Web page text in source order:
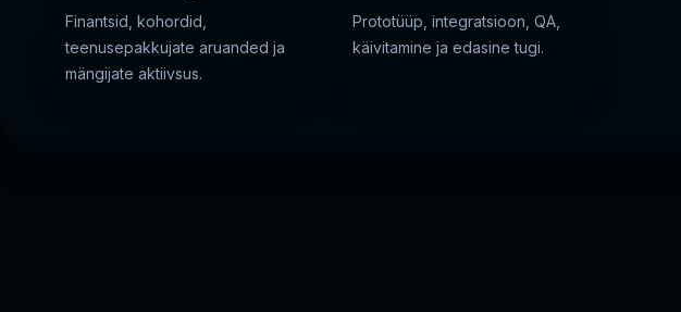
Finantsid, kohordid,
teenusepakkujate aruanded ja
mängijate aktiivsus.
Prototüüp, integratsioon, QA,
käivitamine ja edasine tugi.